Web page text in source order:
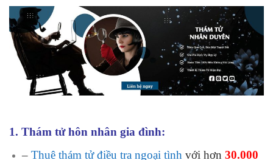
1. Thám tử hôn nhân gia đình:
– Thuê thám tử điều tra ngoại tìnhvới hơn 30.000